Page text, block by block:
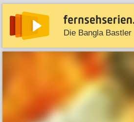
Die Bangla Bastler
News Entdecken Streaming